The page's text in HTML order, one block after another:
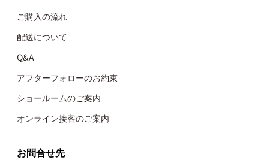
ご購入の流れ
配送について
Q&A
アフターフォローのお約束
ショールームのご案内
オンライン接客のご案内
お問合せ先